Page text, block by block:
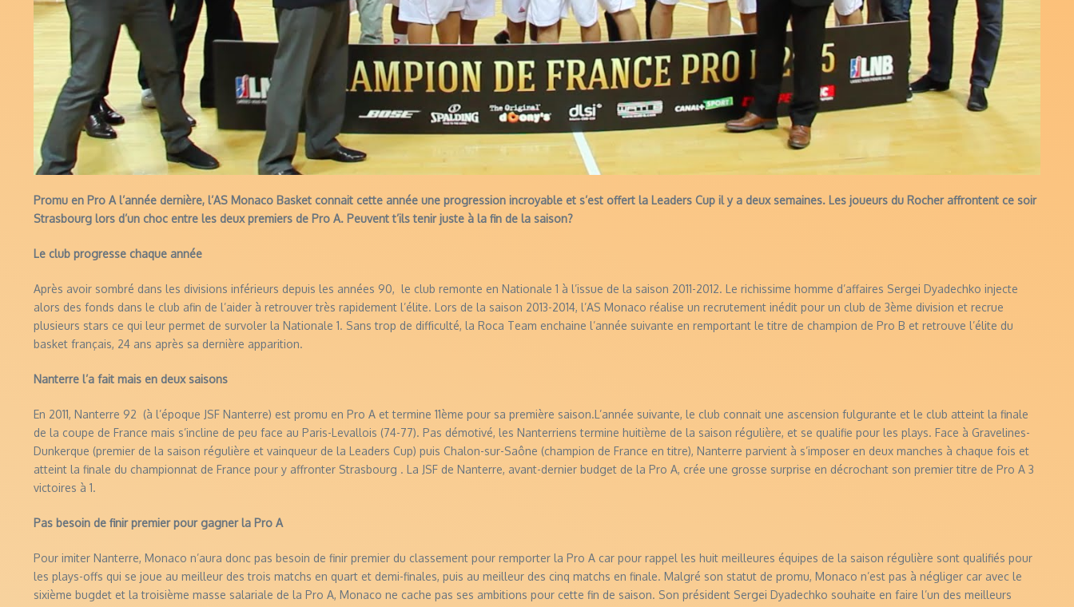
Promu en Pro A l’année dernière, l’AS Monaco Basket connait cette année une progression incroyable et s’est offert la Leaders Cup il y a deux semaines. Les joueurs du Rocher affrontent ce soir
Strasbourg lors d’un choc entre les deux premiers de Pro A. Peuvent t’ils tenir juste à la fin de la saison?
Le club progresse chaque année
Après avoir sombré dans les divisions inférieurs depuis les années 90, le club remonte en Nationale 1 à l’issue de la saison 2011-2012. Le richissime homme d’affaires Sergei Dyadechko injecte
alors des fonds dans le club afin de l’aider à retrouver très rapidement l’élite. Lors de la saison 2013-2014, l’AS Monaco réalise un recrutement inédit pour un club de 3ème division et recrue
plusieurs stars ce qui leur permet de survoler la Nationale 1. Sans trop de difficulté, la Roca Team enchaine l’année suivante en remportant le titre de champion de Pro B et retrouve l’élite du
basket français, 24 ans après sa dernière apparition.
Nanterre l’a fait mais en deux saisons
En 2011, Nanterre 92 (à l’époque JSF Nanterre) est promu en Pro A et termine 11ème pour sa première saison.L’année suivante, le club connait une ascension fulgurante et le club atteint la finale
de la coupe de France mais s’incline de peu face au Paris-Levallois (74-77). Pas démotivé, les Nanterriens termine huitième de la saison régulière, et se qualifie pour les plays. Face à Gravelines-
Dunkerque (premier de la saison régulière et vainqueur de la Leaders Cup) puis Chalon-sur-Saône (champion de France en titre), Nanterre parvient à s’imposer en deux manches à chaque fois et
atteint la finale du championnat de France pour y affronter Strasbourg . La JSF de Nanterre, avant-dernier budget de la Pro A, crée une grosse surprise en décrochant son premier titre de Pro A 3
victoires à 1.
Pas besoin de finir premier pour gagner la Pro A
Pour imiter Nanterre, Monaco n’aura donc pas besoin de finir premier du classement pour remporter la Pro A car pour rappel les huit meilleures équipes de la saison régulière sont qualifiés pour
les plays-offs qui se joue au meilleur des trois matchs en quart et demi-finales, puis au meilleur des cinq matchs en finale. Malgré son statut de promu, Monaco n’est pas à négliger car avec le
sixième bugdet et la troisième masse salariale de la Pro A, Monaco ne cache pas ses ambitions pour cette fin de saison. Son président Sergei Dyadechko souhaite en faire l’un des meilleurs